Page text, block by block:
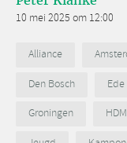
10 mei 2025 om 12:00
Alliance
Den Bosch
Ede
Groningen
HDM